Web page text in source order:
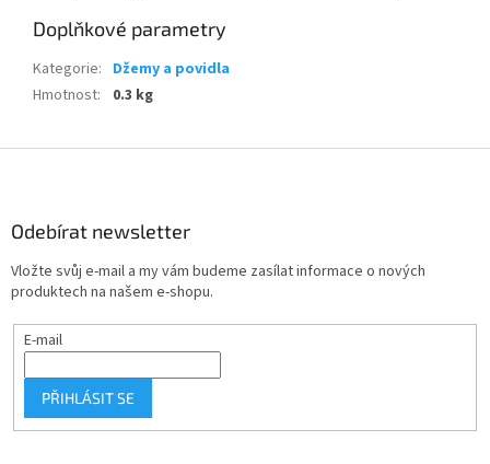
Doplňkové parametry
Kategorie: Džemy a povidla
Hmotnost: 0.3 kg
Odebírat newsletter
Vložte svůj e-mail a my vám budeme zasílat informace o nových
produktech na našem e-shopu.
E-mail
PŘIHLÁSIT SE